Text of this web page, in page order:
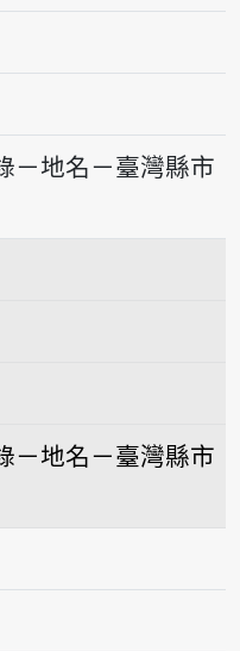
－地名－臺灣縣市
－地名－臺灣縣市